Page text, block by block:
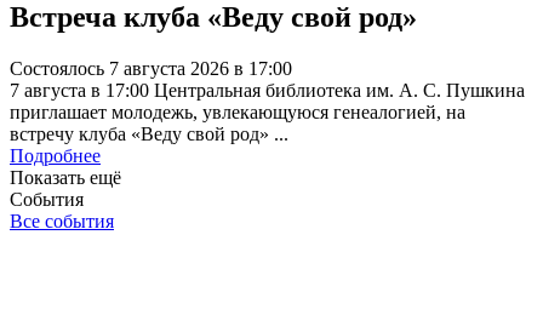
Встреча клуба «Веду свой род»
Состоялось 7 августа 2026 в 17:00
7 августа в 17:00 Центральная библиотека им. А. С. Пушкина
приглашает молодежь, увлекающуюся генеалогией, на
встречу клуба «Веду свой род» ...
Подробнее
Показать ещё
События
Все события